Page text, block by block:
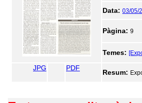
Data: 03/05/
Pàgina: 9
Temes:
JPG PDF
Resum: